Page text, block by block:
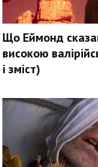
Що Еймонд
високою
і зміст)